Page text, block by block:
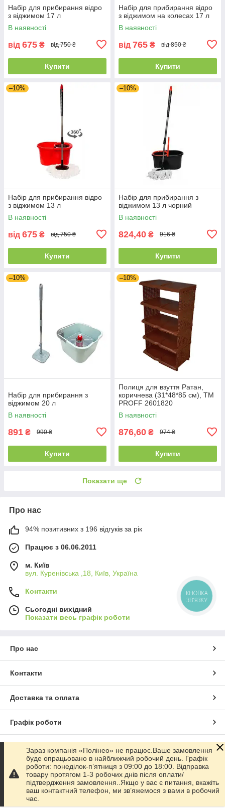
Набір для прибирання відро
з віджимом 17 л
В наявності
від 675 ₴ від 750 ₴
Купити
Набір для прибирання відро
з віджимом на колесах 17 л
В наявності
від 765 ₴ від 850 ₴
Купити
–10%
Набір для прибирання відро
з віджимом 13 л
В наявності
від 675 ₴ від 750 ₴
Купити
–10%
Набір для прибирання з
віджимом 13 л чорний
В наявності
824,40 ₴ 916 ₴
Купити
–10%
Набір для прибирання з
віджимом 20 л
В наявності
891 ₴ 990 ₴
Купити
–10%
Полиця для взуття Ратан,
коричнева (31*48*85 см), ТМ
PROFF 2601820
В наявності
876,60 ₴ 974 ₴
Купити
Показати ще
Про нас
94% позитивних з 196 відгуків за рік
Працює з 06.06.2011
м. Київ
вул. Куренівська ,18, Київ, Україна
Контакти
Сьогодні вихідний
Показати весь графік роботи
Про нас
Контакти
Доставка та оплата
Графік роботи
Повна версія сайту
Сайт створено на маркетплейсі Prom.ua
Політика конфіденційності
Зараз компанія «Полінео» не працює.Ваше замовлення
буде опрацьовано в найближчий робочий день. Графік
роботи: понеділок-п’ятниця з 09:00 до 18:00. Відправка
товару протягом 1-3 робочих днів після оплати/
підтвердження замовлення..Якщо у вас є питання, вкажіть
ваш контактний телефон, ми зв’яжемося з вами в робочий
час.
КНОПКА
ЗВ'ЯЗКУ